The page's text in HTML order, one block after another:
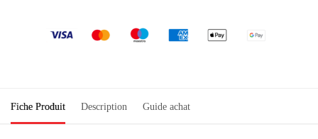
Fiche Produit Description Guide achat